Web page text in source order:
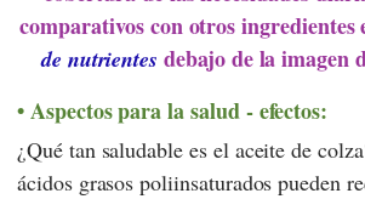
comparativos con otros ingredientes
de nutrientes debajo de la imagen
Aspectos para la salud - efectos:
¿Qué tan saludable es el aceite de
ácidos grasos poliinsaturados pueden